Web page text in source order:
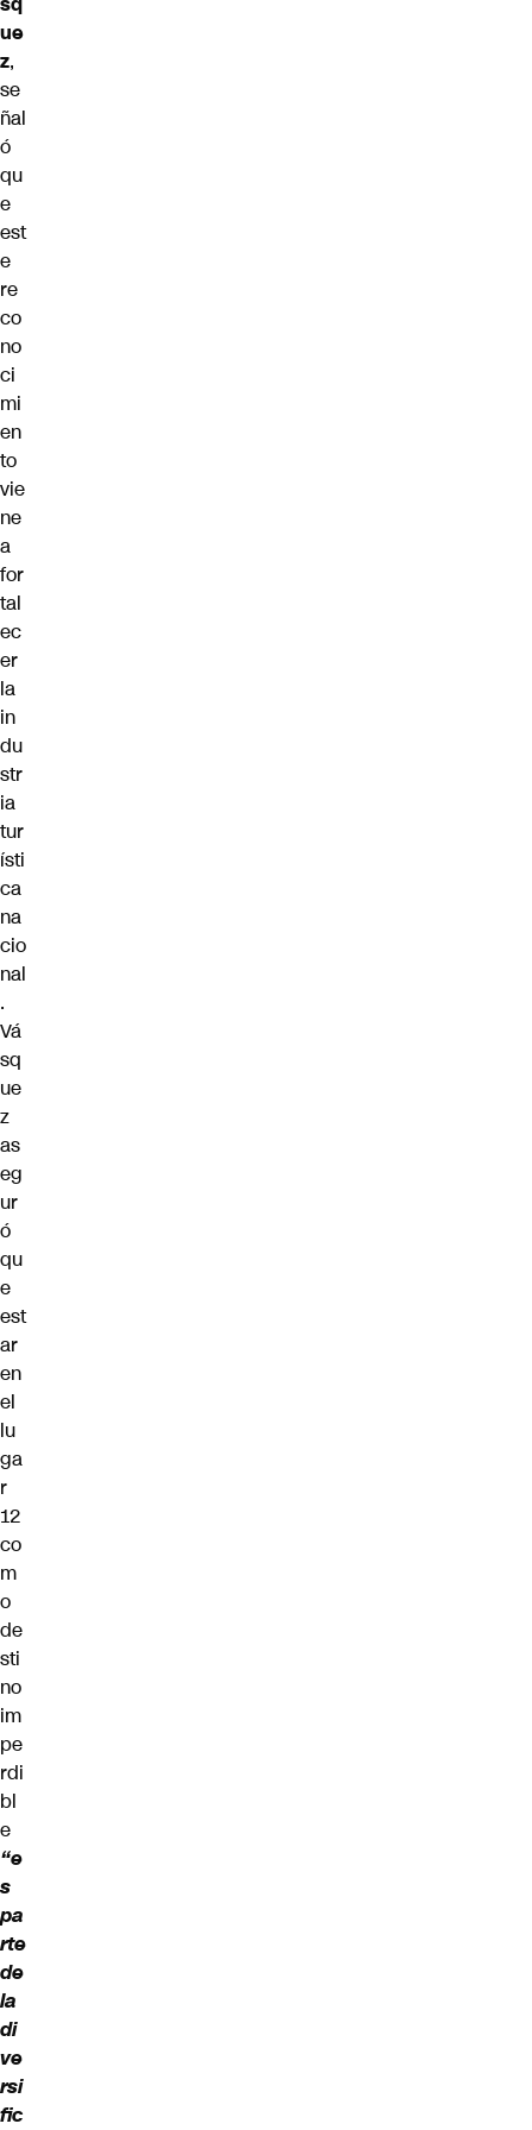
ue
z,
se
ñal
ó
qu
e
est
e
re
co
no
ci
mi
en
to
vie
ne
a
for
tal
ec
er
la
in
du
str
ia
tur
ísti
ca
na
cio
nal
.
Vá
sq
ue
z
as
eg
ur
ó
qu
e
est
ar
en
el
lu
ga
r
12
co
m
o
de
sti
no
im
pe
rdi
bl
e
“e
s
pa
rte
de
la
di
ve
rsi
fic